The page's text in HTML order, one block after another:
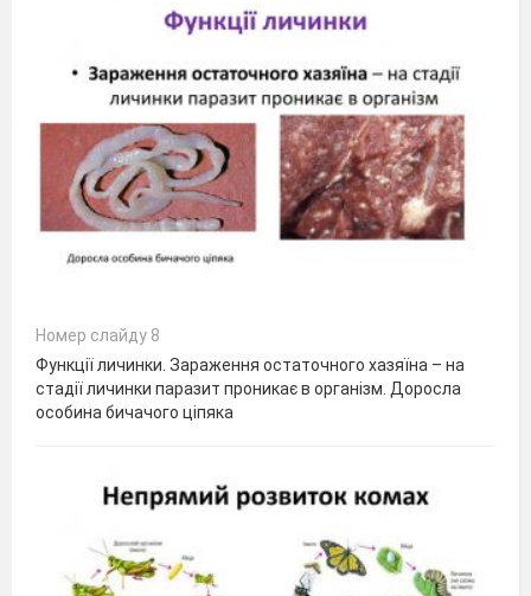
Номер слайду 8
Функції личинки. Зараження остаточного хазяїна – на
стадії личинки паразит проникає в організм. Доросла
особина бичачого ціпяка